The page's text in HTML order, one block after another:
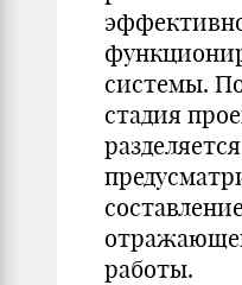
системы.
стадия
работы.